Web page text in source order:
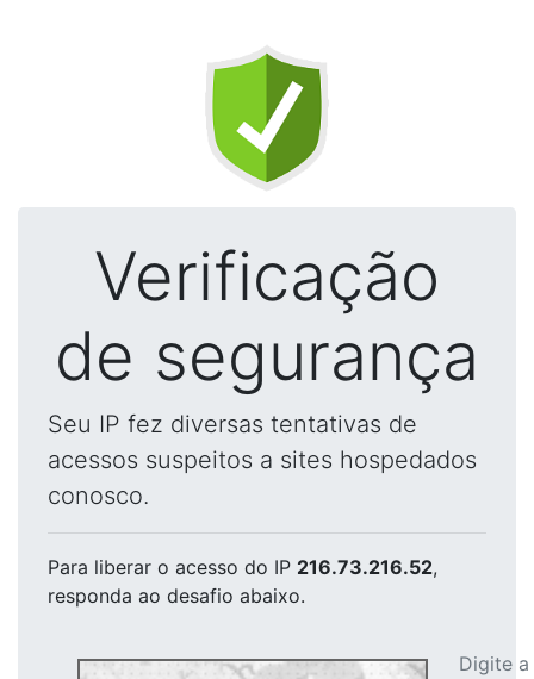
Verificação
de segurança
Seu IP fez diversas tentativas de
acessos suspeitos a sites hospedados
conosco.
Para liberar o acesso do IP 216.73.216.52,
responda ao desafio abaixo.
Digite